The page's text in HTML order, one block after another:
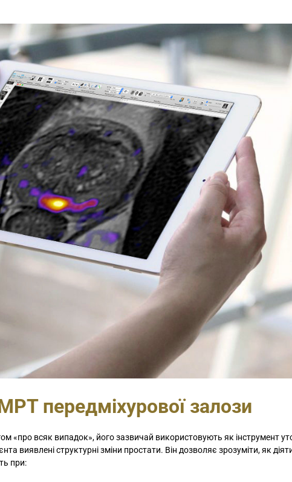
передміхурової залози
«про всяк випадок», його зазвичай використовують як інструмент
виявлені структурні зміни простати. Він дозволяє зрозуміти, як
при:
Так